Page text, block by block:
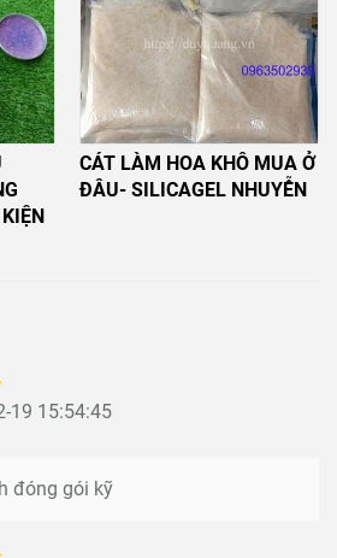
CÁT LÀM HOA KHÔ MUA Ở
ĐÂU- SILICAGEL NHUYỄN
19 15:54:45
đóng gói kỹ